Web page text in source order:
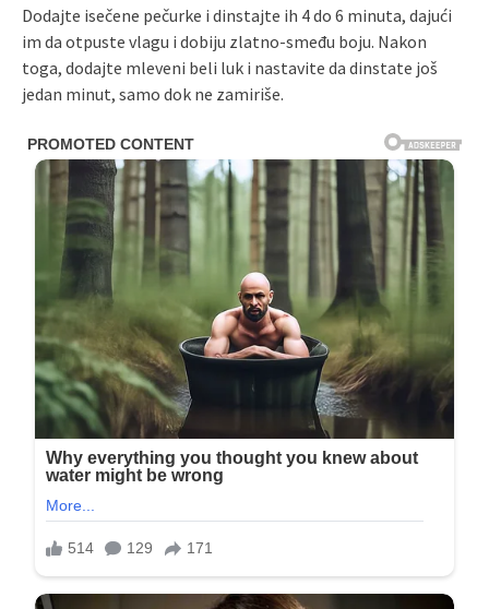
Dodajte isečene pečurke i dinstajte ih 4 do 6 minuta, dajući
im da otpuste vlagu i dobiju zlatno-smeđu boju. Nakon
toga, dodajte mleveni beli luk i nastavite da dinstate još
jedan minut, samo dok ne zamiriše.